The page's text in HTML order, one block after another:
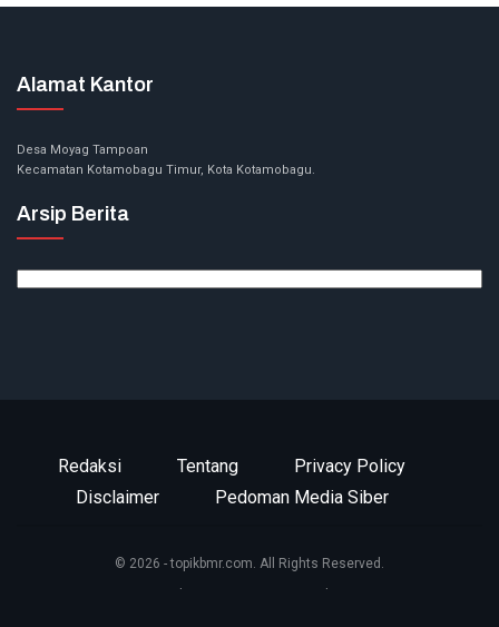
Alamat Kantor
Desa Moyag Tampoan
Kecamatan Kotamobagu Timur, Kota Kotamobagu.
Arsip Berita
Redaksi Tentang
Privacy Policy
Disclaimer
Pedoman Media Siber
© 2026 - topikbmr.com. All Rights Reserved.
Website Design:
BetterStudio